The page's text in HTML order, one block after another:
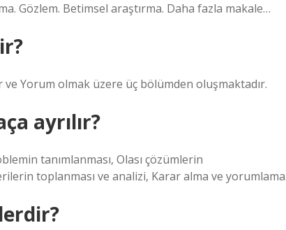
Gözlem. Betimsel araştırma. Daha fazla makale…
Yorum olmak üzere üç bölümden oluşmaktadır.
ayrılır?
tanımlanması, Olası çözümlerin
toplanması ve analizi, Karar alma ve